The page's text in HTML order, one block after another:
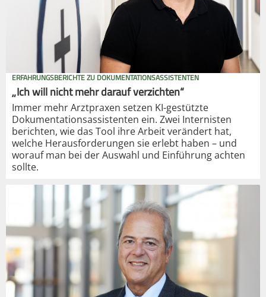
ERFAHRUNGSBERICHTE ZU DOKUMENTATIONSASSISTENTEN
„Ich will nicht mehr darauf verzichten“
Immer mehr Arztpraxen setzen KI-gestützte
Dokumentationsassistenten ein. Zwei Internisten
berichten, wie das Tool ihre Arbeit verändert hat,
welche Herausforderungen sie erlebt haben – und
worauf man bei der Auswahl und Einführung achten
sollte.